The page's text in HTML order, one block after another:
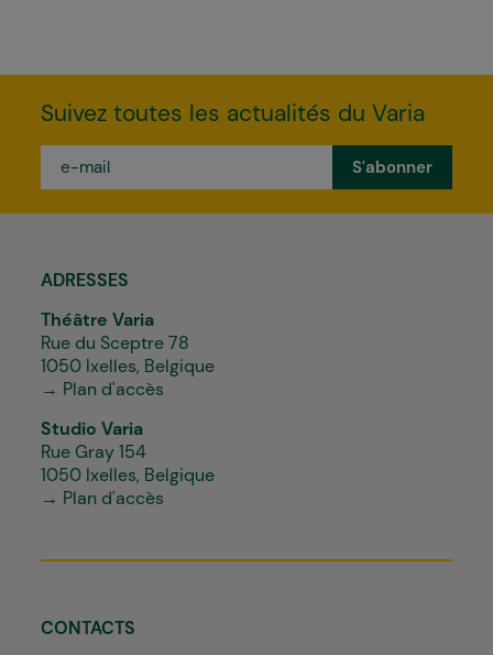
Suivez toutes les actualités du Varia
mail
ADRESSES
Théâtre Varia
Rue du Sceptre 78
1050 Ixelles, Belgique
→ Plan d'accès
Studio Varia
Rue Gray 154
1050 Ixelles, Belgique
→ Plan d'accès
CONTACTS